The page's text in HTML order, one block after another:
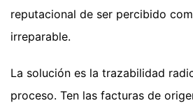
reputacional de ser percibido
irreparable.
La solución es la trazabilidad
proceso. Ten las facturas de